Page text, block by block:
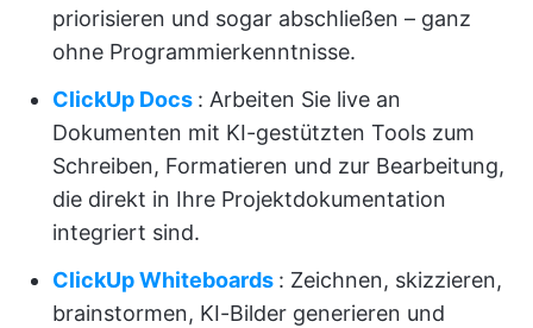
priorisieren und sogar abschließen – ganz
ohne Programmierkenntnisse.
ClickUp Docs : Arbeiten Sie live an
Dokumenten mit KI-gestützten Tools zum
Schreiben, Formatieren und zur Bearbeitung,
die direkt in Ihre Projektdokumentation
integriert sind.
ClickUp Whiteboards : Zeichnen, skizzieren,
brainstormen, KI-Bilder generieren und